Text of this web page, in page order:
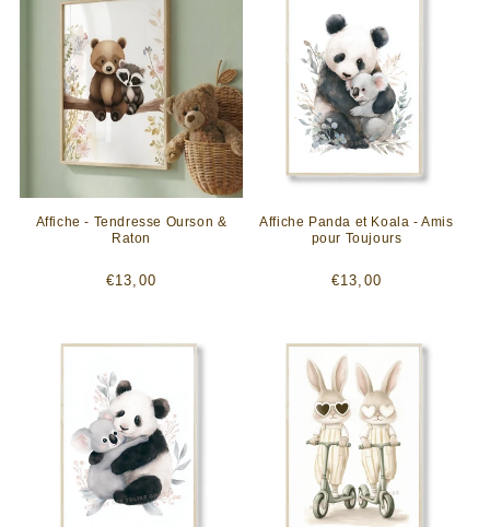
Affiche - Tendresse Ourson &
Raton
Prix
€13,00
Affiche Panda et Koala - Amis
pour Toujours
Prix
€13,00